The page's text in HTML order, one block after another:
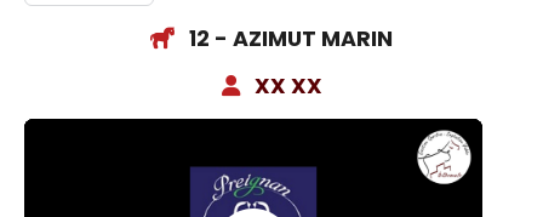
12 - AZIMUT MARIN
XX XX